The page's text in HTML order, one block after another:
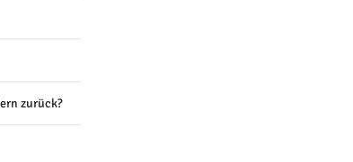
zurück?